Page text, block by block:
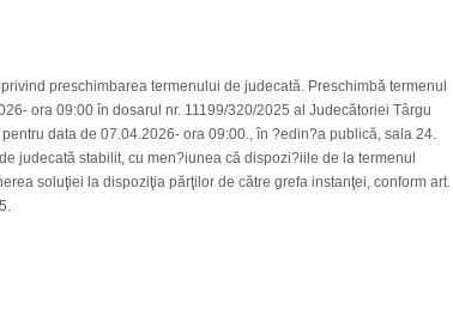
preschimbarea termenului de judecată. Preschimbă termenul
ora 09:00 în dosarul nr. 11199/320/2025 al Judecătoriei Târgu
data de 07.04.2026- ora 09:00., în ?edin?a publică, sala 24.
judecată stabilit, cu men?iunea că dispozi?iile de la termenul
soluţiei la dispoziţia părţilor de către grefa instanţei, conform art.